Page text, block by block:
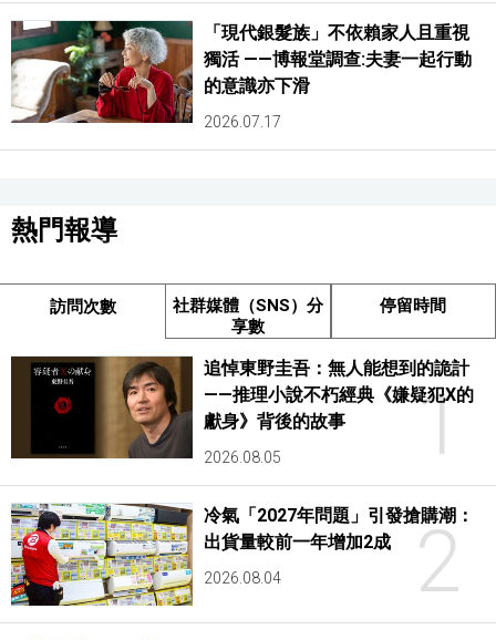
「現代銀髮族」不依賴家人且重視
獨活 ——博報堂調查:夫妻一起行動
的意識亦下滑
2026.07.17
熱門報導
訪問次數
社群媒體（SNS）分
享數
停留時間
1
追悼東野圭吾：無人能想到的詭計
——推理小說不朽經典《嫌疑犯X的
獻身》背後的故事
2026.08.05
2
冷氣「2027年問題」引發搶購潮：
出貨量較前一年增加2成
2026.08.04